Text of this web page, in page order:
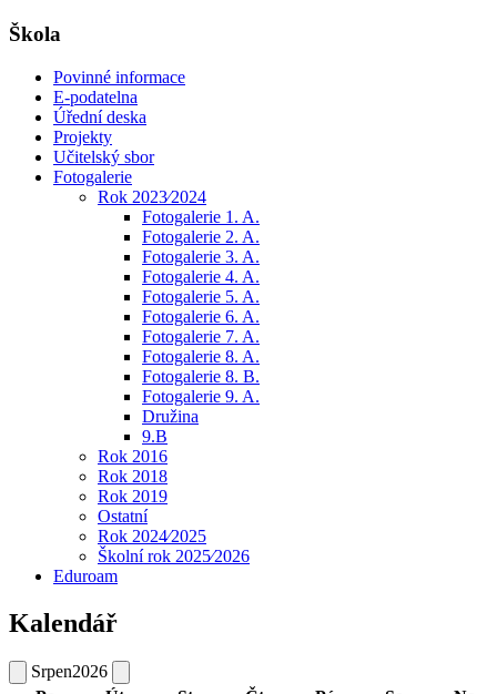
Škola
Povinné informace
E-podatelna
Úřední deska
Projekty
Učitelský sbor
Fotogalerie
Rok 2023⁄2024
Fotogalerie 1. A.
Fotogalerie 2. A.
Fotogalerie 3. A.
Fotogalerie 4. A.
Fotogalerie 5. A.
Fotogalerie 6. A.
Fotogalerie 7. A.
Fotogalerie 8. A.
Fotogalerie 8. B.
Fotogalerie 9. A.
Družina
9.B
Rok 2016
Rok 2018
Rok 2019
Ostatní
Rok 2024⁄2025
Školní rok 2025⁄2026
Eduroam
Kalendář
Srpen2026